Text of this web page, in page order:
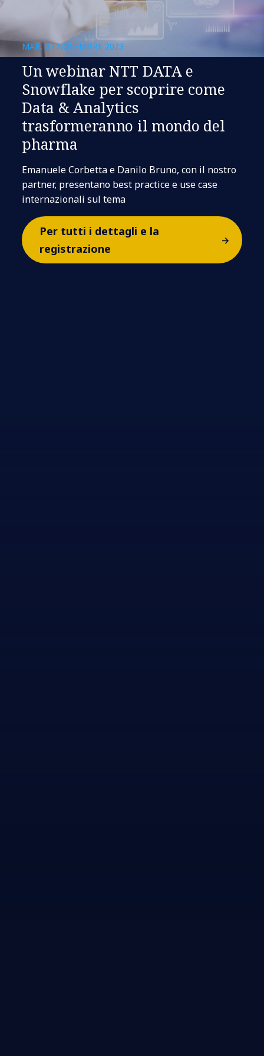
MAR, 07 NOVEMBRE 2023
Un webinar NTT DATA e
Snowflake per scoprire come
Data & Analytics
trasformeranno il mondo del
pharma
Emanuele Corbetta e Danilo Bruno, con il nostro
partner, presentano best practice e use case
internazionali sul tema
Per tutti i dettagli e la
registrazione